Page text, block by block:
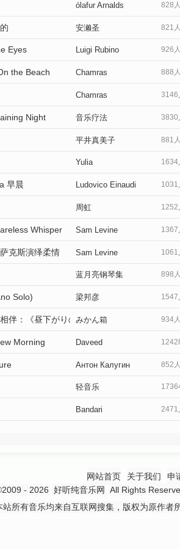
ólafur Arnalds 828
安濑圣 821
Eyes Luigi Rubino 926
the Beach Chamras
Saewataporn
888
Chamras
Saewataporn
3146
Night 音乐疗法 3830
平井真美子 881
Yulia 1634
早晨 Ludovico Einaudi 1031
周虹 1252
Whisper Sam Levine 1367
克斯演绎柔情 Sam Levine 1061
蓝月亮钢琴集 898
Solo) 梁邦彦 1547
伴：《昼下がりの忧郁》
みかん箱 934
Morning Daveed
Антон Калугин 852
轻音乐
Bandari 2471
网站首页 关于我们
申
- 2026 好听纯音乐网
All Rights
站所有音乐均来自互联网搜集，版权为原作者